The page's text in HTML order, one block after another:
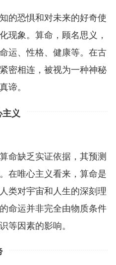
的恐惧和对未来的好奇使
现象。算命，顾名思义，
运、性格、健康等。在古
密相连，被视为一种神秘
谛。
主义
命缺乏实证依据，其预测
在唯心主义看来，算命是
类对宇宙和人生的深刻理
命运并非完全由物质条件
等因素的影响。